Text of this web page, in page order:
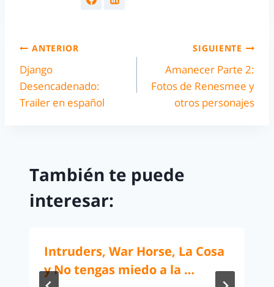
ANTERIOR
Django
Desencadenado:
Trailer en español
SIGUIENTE
Amanecer Parte 2:
Fotos de Renesmee y
otros personajes
También te puede
interesar:
Intruders, War Horse, La Cosa
y No tengas miedo a la …